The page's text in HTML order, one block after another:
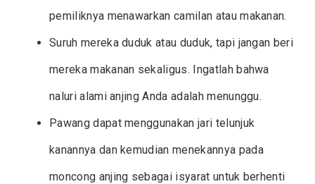
pemiliknya menawarkan camilan atau makanan.
Suruh mereka duduk atau duduk, tapi jangan beri
mereka makanan sekaligus. Ingatlah bahwa
naluri alami anjing Anda adalah menunggu.
Pawang dapat menggunakan jari telunjuk
kanannya dan kemudian menekannya pada
moncong anjing sebagai isyarat untuk berhenti